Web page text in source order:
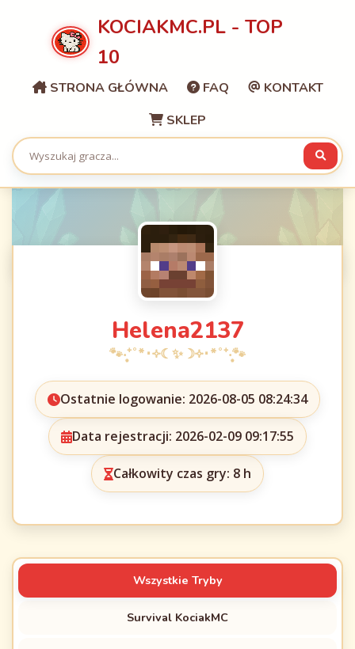
KOCIAKMC.PL - TOP
10
STRONA GŁÓWNA FAQ
KONTAKT
SKLEP
Helena2137
Ostatnie logowanie: 2026-08-05 08:24:34
Data rejestracji: 2026-02-09 09:17:55
Całkowity czas gry: 8 h
Wszystkie Tryby
Survival KociakMC